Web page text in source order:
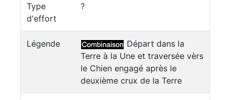
Type
d'effort
?
Légende
Départ dans la
Terre à la Une et traversée vèrs
le Chien engagé après le
deuxième crux de la Terre